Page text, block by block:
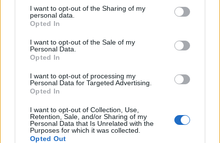
I want to opt-out of the Sharing of my
personal data.
Opted In
I want to opt-out of the Sale of my
Personal Data.
Opted In
I want to opt-out of processing my
Personal Data for Targeted Advertising.
Opted In
I want to opt-out of Collection, Use,
Retention, Sale, and/or Sharing of my
Personal Data that Is Unrelated with the
Purposes for which it was collected.
Opted Out
isključivo uz hranu. Također, pijte je polako – što
brže unesete kofein, veći je šok za organizam. Ako
razmislite o prelazak na beskofeinsku varijantu.
#kafa